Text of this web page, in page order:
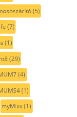
(5)
(7)
(1)
(29)
(4)
(1)
myMixx(1)